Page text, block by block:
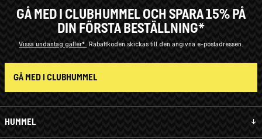
HUMMEL
GÅ MED I CLUBHUMMEL OCH SPARA 15% PÅ
DIN FÖRSTA BESTÄLLNING*
Vissa undantag gäller* Rabattkoden skickas till den angivna e-postadressen.
GÅ MED I CLUBHUMMEL